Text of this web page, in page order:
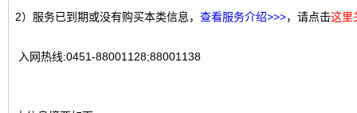
2）服务已到期或没有购买本类信息， 查看服务介绍>>>，请点击这里
入网热线:0451-88001128;88001138